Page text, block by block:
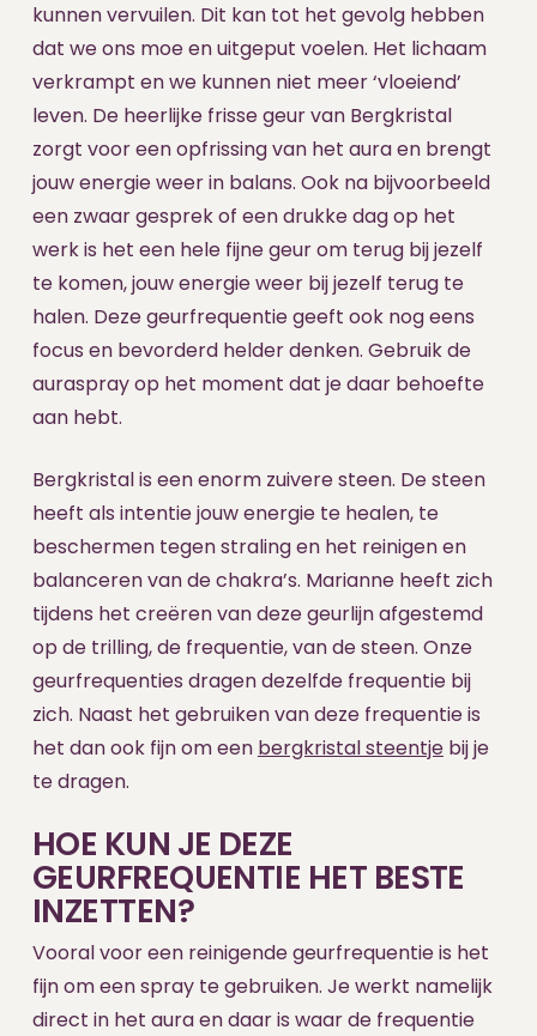
kunnen vervuilen. Dit kan tot het gevolg hebben
dat we ons moe en uitgeput voelen. Het lichaam
verkrampt en we kunnen niet meer ‘vloeiend’
leven. De heerlijke frisse geur van Bergkristal
zorgt voor een opfrissing van het aura en brengt
jouw energie weer in balans. Ook na bijvoorbeeld
een zwaar gesprek of een drukke dag op het
werk is het een hele fijne geur om terug bij jezelf
te komen, jouw energie weer bij jezelf terug te
halen. Deze geurfrequentie geeft ook nog eens
focus en bevorderd helder denken. Gebruik de
auraspray op het moment dat je daar behoefte
aan hebt.
Bergkristal is een enorm zuivere steen. De steen
heeft als intentie jouw energie te healen, te
beschermen tegen straling en het reinigen en
balanceren van de chakra’s. Marianne heeft zich
tijdens het creëren van deze geurlijn afgestemd
op de trilling, de frequentie, van de steen. Onze
geurfrequenties dragen dezelfde frequentie bij
zich. Naast het gebruiken van deze frequentie is
het dan ook fijn om een bergkristal steentjebij je
te dragen.
HOE KUN JE DEZE
GEURFREQUENTIE HET BESTE
INZETTEN?
Vooral voor een reinigende geurfrequentie is het
fijn om een spray te gebruiken. Je werkt namelijk
direct in het aura en daar is waar de frequentie